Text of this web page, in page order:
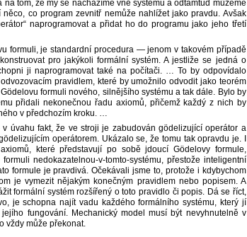
tom, že my se nacházíme vně systému a odtamtud můžeme
něco, co program zevnitř nemůže nahlížet jako pravdu. Avšak
naprogramovat a přidat ho do programu jako jeho třetí
formuli, je standardní procedura — jenom v takovém případě
pro jakýkoli formální systém. A jestliže se jedná o
ji naprogramovat také na počítači. … To by odpovídalo
pravidlem, které by umožnilo odvodit jako teorém
formuli nového, silnějšího systému a tak dále. Bylo by
přidali nekonečnou řadu axiomů, přičemž každý z nich by
v předchozím kroku. …
úvahu fakt, že ve stroji je zabudován gödelizující operátor a
operátorem. Ukázalo se, že tomu tak opravdu je. I
které představují po sobě jdoucí Gödelovy formule,
nedokazatelnou-v-tomto-systému, přestože inteligentní
formule je pravdivá. Očekávali jsme to, protože i kdybychom
je vymezit nějakým konečným pravidlem nebo popisem. A
formální systém rozšířený o toto pravidlo či popis. Dá se říct,
je schopna najít vadu každého formálního systému, který jí
fungování. Mechanický model musí být nevyhnutelně v
vždy může překonat.